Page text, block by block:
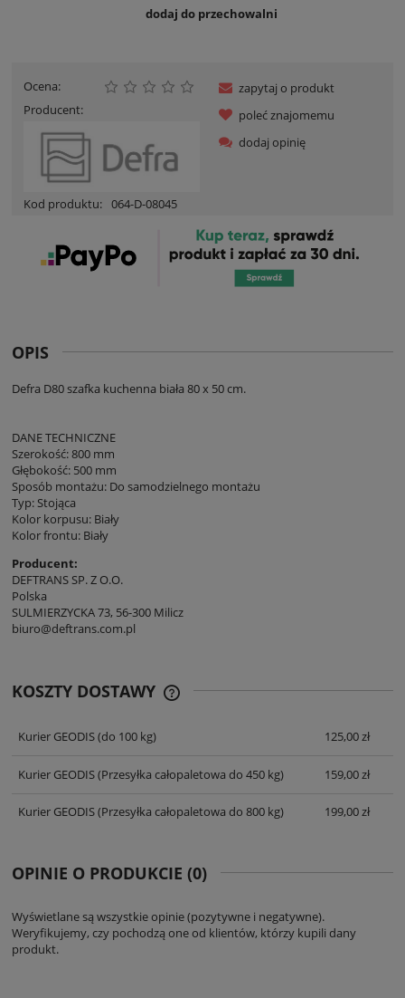
dodaj do przechowalni
Ocena:
Producent:
Kod produktu: 064-D-08045
zapytaj o produkt
poleć znajomemu
dodaj opinię
OPIS
Defra D80 szafka kuchenna biała 80 x 50 cm.
DANE TECHNICZNE
Szerokość: 800 mm
Głębokość: 500 mm
Sposób montażu: Do samodzielnego montażu
Typ: Stojąca
Kolor korpusu: Biały
Kolor frontu: Biały
Producent:
DEFTRANS SP. Z O.O.
Polska
SULMIERZYCKA 73, 56-300 Milicz
biuro@deftrans.com.pl
KOSZTY DOSTAWY
Kurier GEODIS(do 100 kg) 125,00 zł
Kurier GEODIS(Przesyłka całopaletowa do 450 kg) 159,00 zł
Kurier GEODIS(Przesyłka całopaletowa do 800 kg) 199,00 zł
OPINIE O PRODUKCIE (0)
Wyświetlane są wszystkie opinie (pozytywne i negatywne).
Weryfikujemy, czy pochodzą one od klientów, którzy kupili dany
produkt.